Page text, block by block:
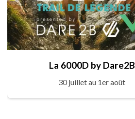
La 6000D by Dare2B
30 juillet au 1er août